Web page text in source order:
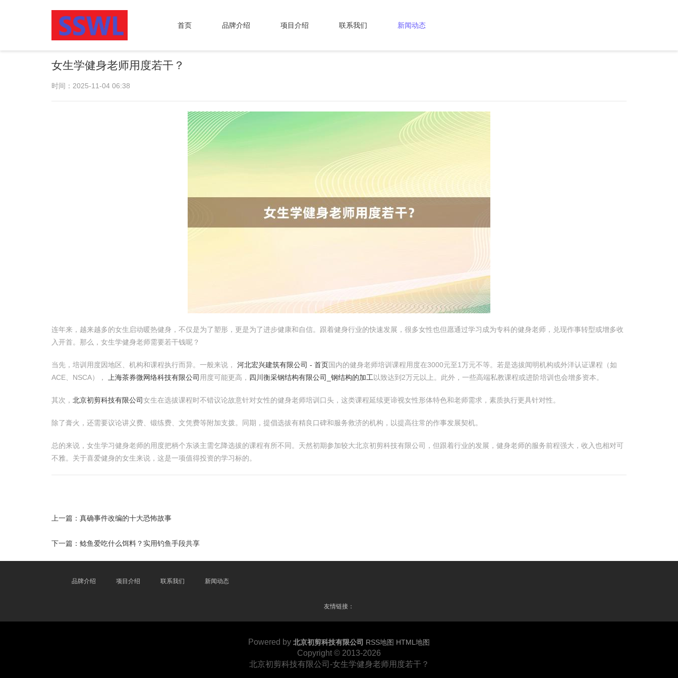
首页 品牌介绍 项目介绍 联系我们 新闻动态
女生学健身老师用度若干？
时间：2025-11-04 06:38
连年来，越来越多的女生启动暖热健身，不仅是为了塑形，更是为了进步健康和自信。跟着健身行业的快速发展，很多女性也但愿通过学习成为专科的健身老师，兑现作事转型或增多收
入开首。那么，女生学健身老师需要若干钱呢？
当先，培训用度因地区、机构和课程执行而异。一般来说， 河北宏兴建筑有限公司 - 首页国内的健身老师培训课程用度在3000元至1万元不等。若是选拔闻明机构或外洋认证课程（如
ACE、NSCA），
上海茶券微网络科技有限公司 用度可能更高， 四川衡采钢结构有限公司_钢结构的加工 以致达到2万元以上。此外，一些高端私教课程或进阶培训也会增多资本。
其次， 北京初剪科技有限公司女生在选拔课程时不错议论故意针对女性的健身老师培训口头，这类课程延续更谛视女性形体特色和老师需求，素质执行更具针对性。
除了膏火，还需要议论讲义费、锻练费、文凭费等附加支拨。同期，提倡选拔有精良口碑和服务救济的机构，以提高往常的作事发展契机。
总的来说，女生学习健身老师的用度把柄个东谈主需乞降选拔的课程有所不同。天然初期参加较大北京初剪科技有限公司，但跟着行业的发展，健身老师的服务前程强大，收入也相对可
不雅。关于喜爱健身的女生来说，这是一项值得投资的学习标的。
上一篇： 真确事件改编的十大恐怖故事
下一篇： 鲶鱼爱吃什么饵料？实用钓鱼手段共享
品牌介绍 项目介绍 联系我们 新闻动态
友情链接：
Powered by 北京初剪科技有限公司 RSS地图 HTML地图
Copyright © 2013-2026
北京初剪科技有限公司-女生学健身老师用度若干？